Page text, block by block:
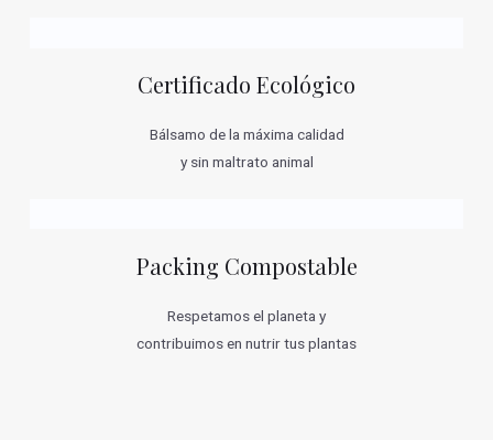
Certificado Ecológico
Bálsamo de la máxima calidad
y sin maltrato animal
Packing Compostable
Respetamos el planeta y
contribuimos en nutrir tus plantas